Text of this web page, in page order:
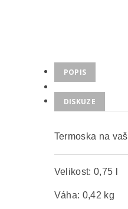
POPIS
DISKUZE
Termoska na
Velikost: 0,75 l
Váha: 0,42 kg